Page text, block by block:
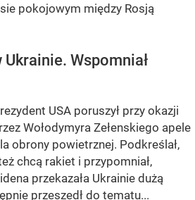
pokojowym między Rosją
Wspomniał
USA poruszył przy okazji
Wołodymyra Zełenskiego apele
obrony powietrznej. Podkreślał,
chcą rakiet i przypomniał,
przekazała Ukrainie dużą
przeszedł do tematu...